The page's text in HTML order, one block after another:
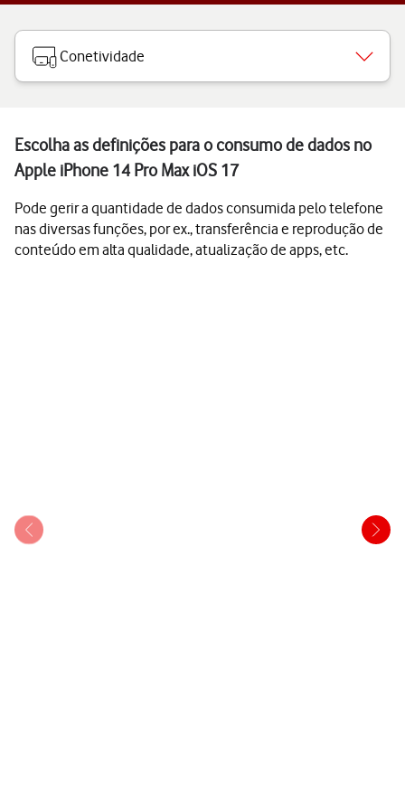
Conetividade
Escolha as definições para o consumo de dados no
Apple iPhone 14 Pro Max iOS 17
Pode gerir a quantidade de dados consumida pelo telefone
nas diversas funções, por ex., transferência e reprodução de
conteúdo em alta qualidade, atualização de apps, etc.